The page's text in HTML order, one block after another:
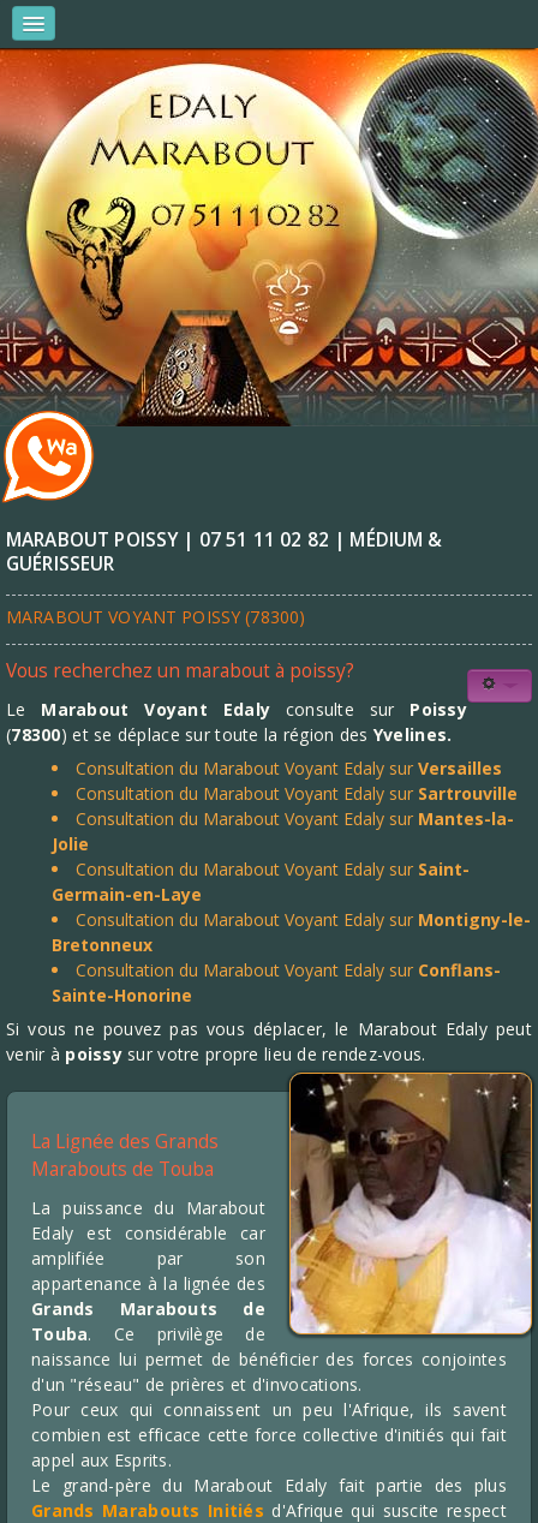
MARABOUT EDALY
AMOUR & COUPLES
AFFAIRES ET ARGENT
VITALITÉ ET RÉUSSITE
R.V & CONSULTATIONS
MARABOUT POISSY | 07 51 11 02 82 | MÉDIUM &
GUÉRISSEUR
MARABOUT VOYANT POISSY (78300)
Vous recherchez un marabout à poissy?
Le Marabout Voyant Edaly consulte sur Poissy
(78300) et se déplace sur toute la région des Yvelines.
Consultation du Marabout Voyant Edaly sur Versailles
Consultation du Marabout Voyant Edaly sur Sartrouville
Consultation du Marabout Voyant Edaly sur Mantes-la-
Jolie
Consultation du Marabout Voyant Edaly sur Saint-
Germain-en-Laye
Consultation du Marabout Voyant Edaly sur Montigny-le-
Bretonneux
Consultation du Marabout Voyant Edaly sur Conflans-
Sainte-Honorine
Si vous ne pouvez pas vous déplacer, le Marabout Edaly peut
venir à poissysur votre propre lieu de rendez-vous.
La Lignée des Grands
Marabouts de Touba
La puissance du Marabout
Edaly est considérable car
amplifiée par son
appartenance à la lignée des
Grands Marabouts de
Touba. Ce privilège de
naissance lui permet de bénéficier des forces conjointes
d'un "réseau" de prières et d'invocations.
Pour ceux qui connaissent un peu l'Afrique, ils savent
combien est efficace cette force collective d'initiés qui fait
appel aux Esprits.
Le grand-père du Marabout Edaly fait partie des plus
Grands Marabouts Initiés d'Afrique qui suscite respect